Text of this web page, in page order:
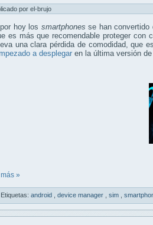
por el-brujo
hoy los smartphones se han convertido
es más que recomendable proteger con
una clara pérdida de comodidad, que
a desplegar en la última versión de
»
Etiquetas: android device manager sim